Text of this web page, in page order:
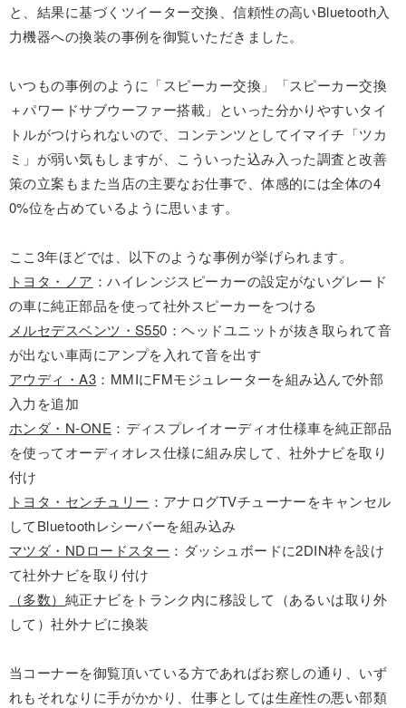
と、結果に基づくツイーター交換、信頼性の高いBluetooth入
力機器への換装の事例を御覧いただきました。
いつもの事例のように「スピーカー交換」「スピーカー交換
＋パワードサブウーファー搭載」といった分かりやすいタイ
トルがつけられないので、コンテンツとしてイマイチ「ツカ
ミ」が弱い気もしますが、こういった込み入った調査と改善
策の立案もまた当店の主要なお仕事で、体感的には全体の4
0%位を占めているように思います。
ここ3年ほどでは、以下のような事例が挙げられます。
トヨタ・ノア ：ハイレンジスピーカーの設定がないグレード
の車に純正部品を使って社外スピーカーをつける
メルセデスベンツ・S550：ヘッドユニットが抜き取られて音
が出ない車両にアンプを入れて音を出す
アウディ・A3 ：MMIにFMモジュレーターを組み込んで外部
入力を追加
ホンダ・N-ONE ：ディスプレイオーディオ仕様車を純正部品
を使ってオーディオレス仕様に組み戻して、社外ナビを取り
付け
トヨタ・センチュリー ：アナログTVチューナーをキャンセル
してBluetoothレシーバーを組み込み
マツダ・NDロードスター ：ダッシュボードに2DIN枠を設け
て社外ナビを取り付け
（多数） 純正ナビをトランク内に移設して（あるいは取り外
して）社外ナビに換装
当コーナーを御覧頂いている方であればお察しの通り、いず
れもそれなりに手がかかり、仕事としては生産性の悪い部類